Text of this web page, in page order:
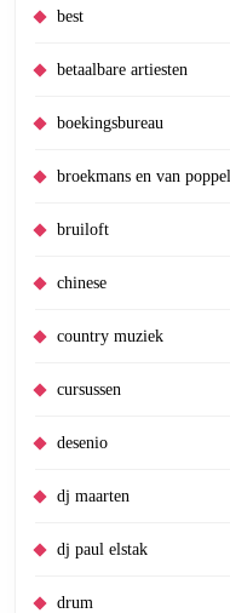
best
betaalbare artiesten
boekingsbureau
broekmans en van poppel
bruiloft
chinese
country muziek
cursussen
desenio
dj maarten
dj paul elstak
drum